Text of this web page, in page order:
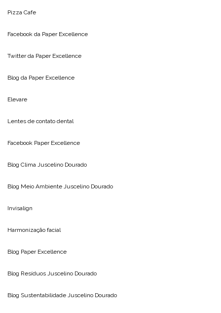
Pizza Cafe
Facebook da Paper Excellence
Twitter da Paper Excellence
Blog da Paper Excellence
Elevare
Lentes de contato dental
Facebook Paper Excellence
Blog Clima Juscelino Dourado
Blog Meio Ambiente Juscelino Dourado
Invisalign
Harmonização facial
Blog Paper Excellence
Blog Resíduos Juscelino Dourado
Blog Sustentabilidade Juscelino Dourado